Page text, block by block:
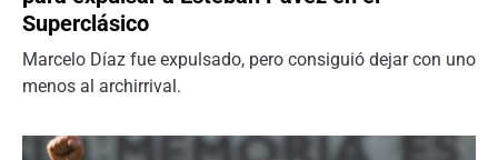
Superclásico
Marcelo Díaz fue expulsado, pero consiguió dejar con uno
menos al archirrival.